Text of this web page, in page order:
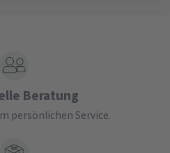
Beratung
persönlichen Service.